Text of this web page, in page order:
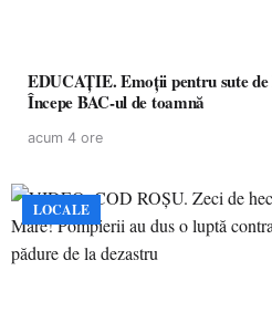
EDUCAȚIE. Emoții pentru sute
Începe BAC-ul de toamnă
acum 4 ore
LOCALE